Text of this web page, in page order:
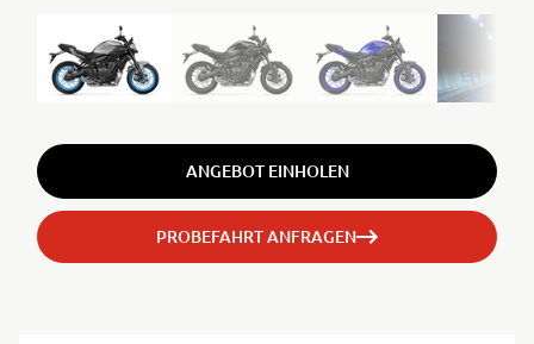
ANGEBOT EINHOLEN
PROBEFAHRT ANFRAGEN